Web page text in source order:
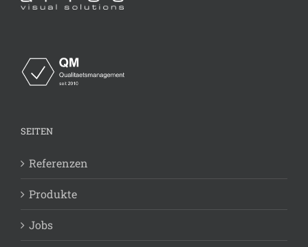
SEITEN
Referenzen
Produkte
Jobs